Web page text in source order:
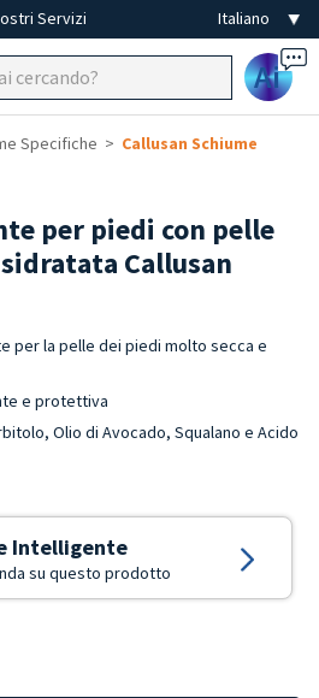
Servizi
Ai
Specifiche Callusan Schiume
per piedi con pelle
Callusan
per la pelle dei piedi molto secca e
e protettiva
Olio di Avocado, Squalano e Acido
Intelligente
su questo prodotto